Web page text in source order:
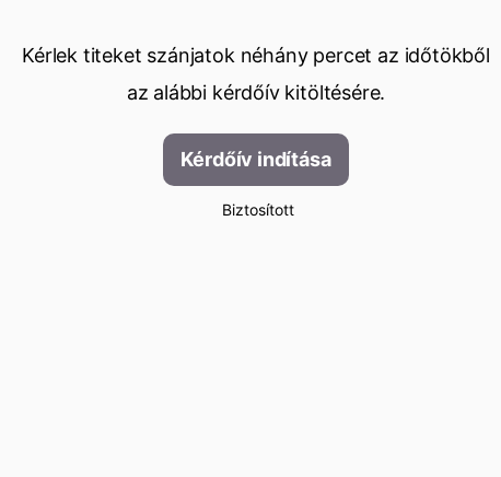
Kérlek titeket szánjatok néhány percet az időtökből
az alábbi kérdőív kitöltésére.
Kérdőív indítása
Biztosított